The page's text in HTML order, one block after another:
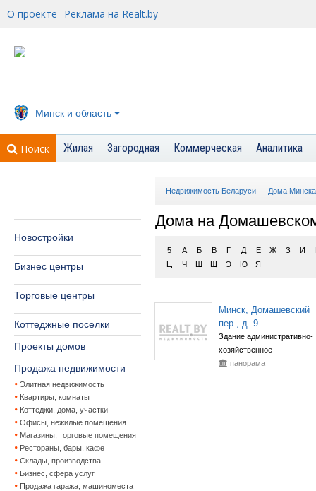
О проекте Реклама на Realt.by
Минск и область
Поиск Жилая Загородная Коммерческая Аналитика
Новостройки
Бизнес центры
Торговые центры
Коттеджные поселки
Проекты домов
Продажа недвижимости
Элитная недвижимость
Квартиры, комнаты
Коттеджи, дома, участки
Офисы, нежилые помещения
Магазины, торговые помещения
Рестораны, бары, кафе
Склады, производства
Бизнес, сфера услуг
Продажа гаража, машиноместа
Недвижимость Беларуси — Дома Минска
Дома на
5 А Б В Г Д Е Ж З И
Ц
Ч Ш Щ Э Ю Я
Минск, Домашевский
пер., д. 9
Здание административно-
хозяйственное
панорама